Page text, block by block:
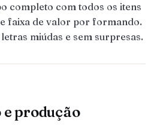
completo com todos os itens
faixa de valor por formando.
miúdas e sem surpresas.
produção